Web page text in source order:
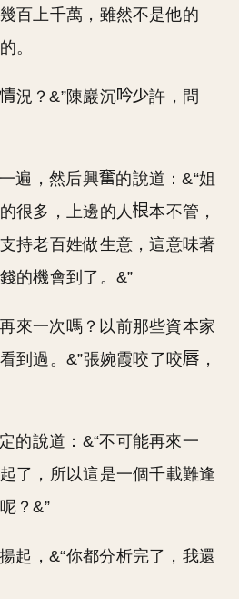
百上千萬，雖然不是他的
。
況？&”陳巖沉
許，問
遍，然后興
的說道：&“姐
很多，上邊的人
本不管，
持老百姓做生意，這意味著
的機會到了。&”
來一次嗎？以前那些資本家
到過。&”張婉霞咬了咬
，
的說道：&“不可能再來一
了，所以這是一個千載難逢
？&”
起，&“你都分析完了，我還